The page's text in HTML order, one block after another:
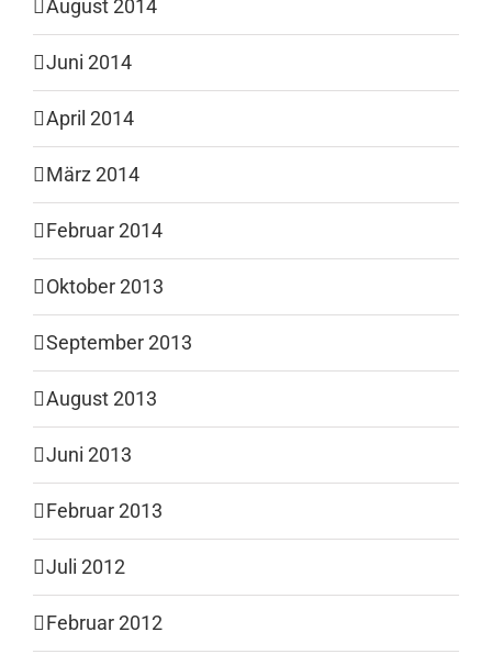
August 2014
Juni 2014
April 2014
März 2014
Februar 2014
Oktober 2013
September 2013
August 2013
Juni 2013
Februar 2013
Juli 2012
Februar 2012